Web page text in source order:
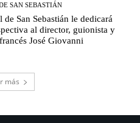
SAN SEBASTIÁN
de San Sebastián le dedicará
al director, guionista y
José Giovanni
más